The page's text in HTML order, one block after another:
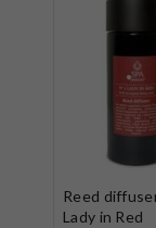
Reed
Lady in Red